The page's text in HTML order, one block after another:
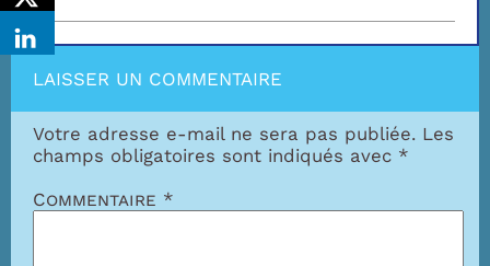
LAISSER UN COMMENTAIRE
Votre adresse e-mail ne sera pas publiée. Les
champs obligatoires sont indiqués avec *
Commentaire *